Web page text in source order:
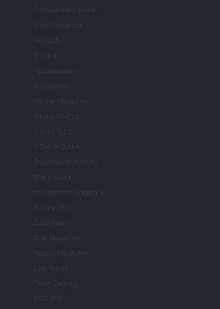
Professione Lavoro
Sport Magazine
Style24
Think.it
Tuobenessere
Viaggiamo
Nonne Magazine
Milano Cortina
Luxury Club
Il Calcio Online
Professione mamma
World Music
Investimenti Magazine
Money 365
Zona Nerd
B2B Magazine
People Magazine
Day Travel
Tutto Gaming
ESG 365